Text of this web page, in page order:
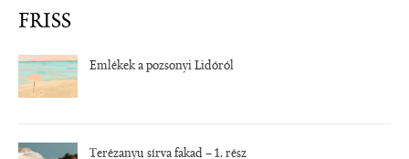
FRISS
Emlékek a pozsonyi Lidóról
Terézanyu sírva fakad – 1. rész